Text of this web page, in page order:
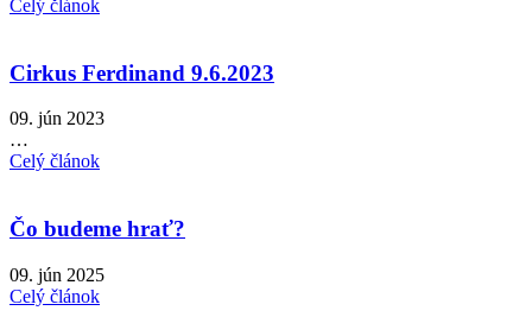
Celý článok
Cirkus Ferdinand 9.6.2023
09. jún 2023
…
Celý článok
Čo budeme hrať?
09. jún 2025
Celý článok